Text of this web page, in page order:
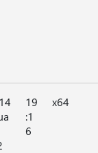
19
:1
6
x64